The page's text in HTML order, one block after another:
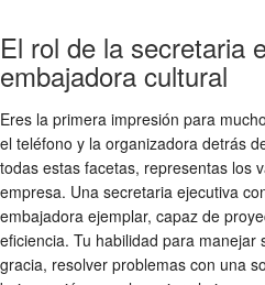
El rol de la secretaria
embajadora cultural
Eres la primera impresión para
el teléfono y la organizadora detrás
todas estas facetas, representas los
empresa. Una secretaria ejecutiva
embajadora ejemplar, capaz de
eficiencia. Tu habilidad para manejar
gracia, resolver problemas con una